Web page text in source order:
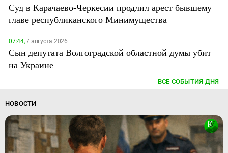
Суд в Карачаево-Черкесии продлил арест бывшему
главе республиканского Минимущества
07:44,7 августа 2026
Сын депутата Волгоградской областной думы убит
на Украине
ВСЕ СОБЫТИЯ ДНЯ
НОВОСТИ